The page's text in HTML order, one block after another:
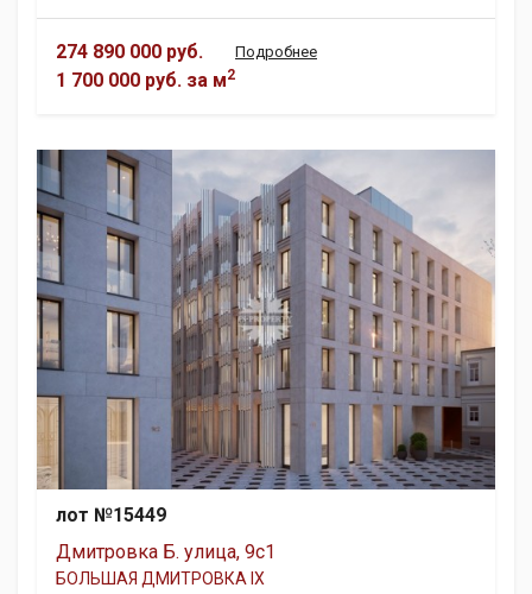
274 890 000 руб.
1 700 000 руб. за м2
Подробнее
лот №15449
Дмитровка Б. улица, 9с1
БОЛЬШАЯ ДМИТРОВКА IX